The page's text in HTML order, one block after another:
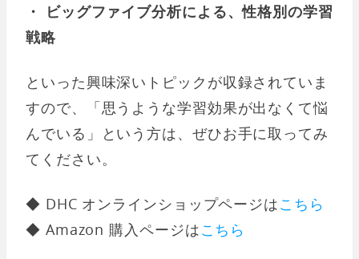
・ ビッグファイブ分析による、性格別の学習
戦略
といった興味深いトピックが収録されていま
すので、「思うような学習効果が出なくて悩
んでいる」という方は、ぜひお手に取ってみ
てください。
◆ DHC オンラインショップページはこちら
◆ Amazon 購入ページはこちら